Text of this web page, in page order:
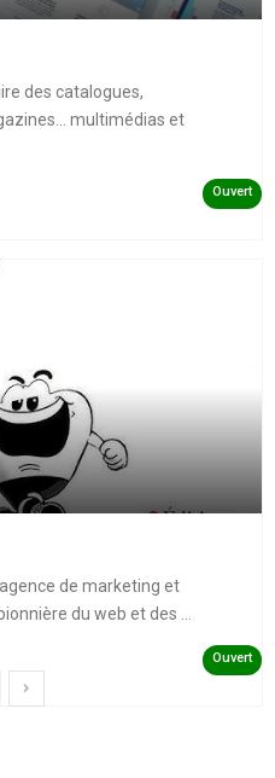
des catalogues,
multimédias et
Ouvert
de marketing et
du web et des ...
Ouvert